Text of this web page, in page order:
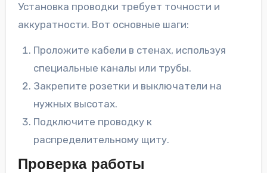
Установка проводки требует точности и
аккуратности. Вот основные шаги:
Проложите кабели в стенах, используя
специальные каналы или трубы.
Закрепите розетки и выключатели на
нужных высотах.
Подключите проводку к
распределительному щиту.
Проверка работы